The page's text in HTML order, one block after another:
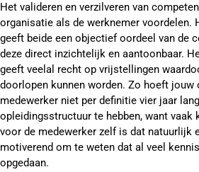
Het valideren en verzilveren van
organisatie als de werknemer voordelen.
geeft beide een objectief oordeel van de
deze direct inzichtelijk en aantoonbaar.
geeft veelal recht op vrijstellingen
doorlopen kunnen worden. Zo hoeft jouw
medewerker niet per definitie vier jaar
opleidingsstructuur te hebben, want vaak
voor de medewerker zelf is dat natuurlijk
motiverend om te weten dat al veel
opgedaan.